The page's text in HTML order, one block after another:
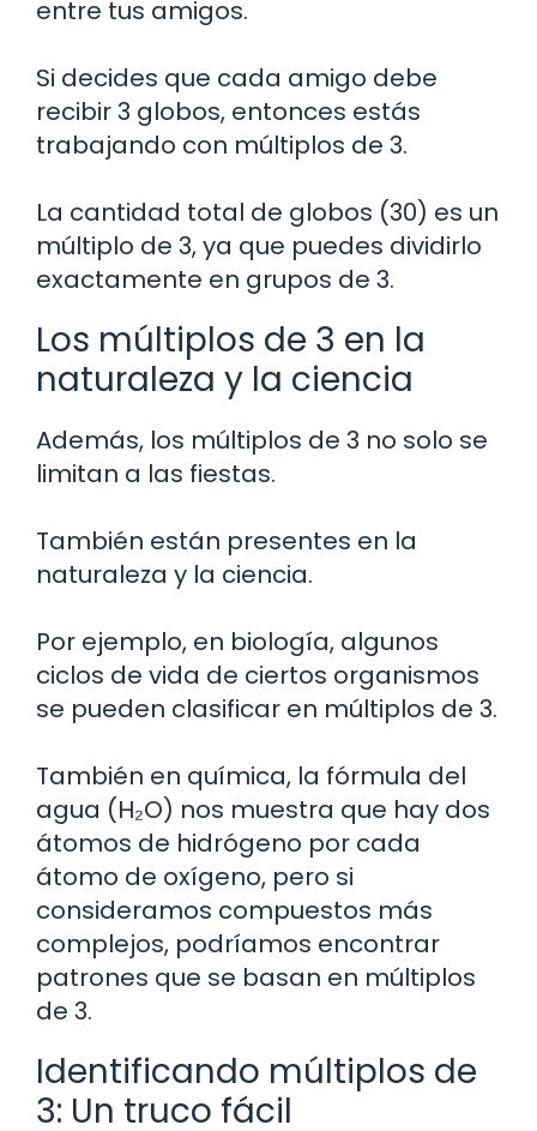
entre tus amigos.
Si decides que cada amigo debe
recibir 3 globos, entonces estás
trabajando con múltiplos de 3.
La cantidad total de globos (30) es un
múltiplo de 3, ya que puedes dividirlo
exactamente en grupos de 3.
Los múltiplos de 3 en la
naturaleza y la ciencia
Además, los múltiplos de 3 no solo se
limitan a las fiestas.
También están presentes en la
naturaleza y la ciencia.
Por ejemplo, en biología, algunos
ciclos de vida de ciertos organismos
se pueden clasificar en múltiplos de 3.
También en química, la fórmula del
agua (H₂O) nos muestra que hay dos
átomos de hidrógeno por cada
átomo de oxígeno, pero si
consideramos compuestos más
complejos, podríamos encontrar
patrones que se basan en múltiplos
de 3.
Identificando múltiplos de
3: Un truco fácil